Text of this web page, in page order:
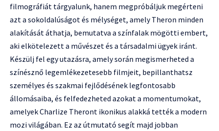
filmográfiát tárgyalunk, hanem megpróbáljuk megérteni
azt a sokoldalúságot és mélységet, amely Theron minden
alakítását áthatja, bemutatva a színfalak mögötti embert,
aki elkötelezett a művészet és a társadalmi ügyek iránt.
Készülj fel egy utazásra, amely során megismerheted a
színésznő legemlékezetesebb filmjeit, bepillanthatsz
személyes és szakmai fejlődésének legfontosabb
állomásaiba, és felfedezheted azokat a momentumokat,
amelyek Charlize Theront ikonikus alakká tették a modern
mozi világában. Ez az útmutató segít majd jobban